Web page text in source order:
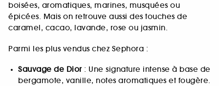
boisées, aromatiques, marines, musquées ou
épicées. Mais on retrouve aussi des touches de
caramel, cacao, lavande, rose ou jasmin.
Parmi les plus vendus chez Sephora :
Sauvage de Dior: Une signature intense à base de
bergamote, vanille, notes aromatiques et fougère.